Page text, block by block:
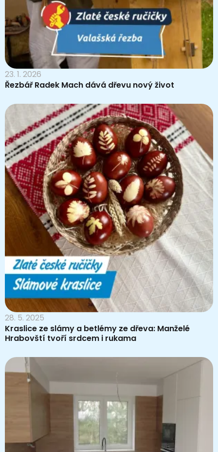
23. 1. 2026
Řezbář Radek Mach dává dřevu nový život
28. 5. 2025
Kraslice ze slámy a betlémy ze dřeva: Manželé
Hrabovští tvoří srdcem i rukama